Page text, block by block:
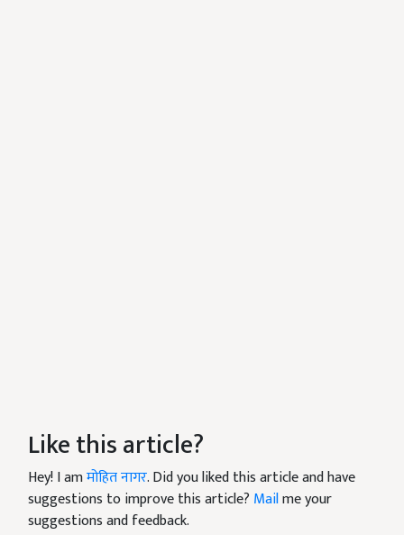
Like this article?
Hey! I amमोहित नागर. Did you liked this article and have
suggestions to improve this article? Mailme your
suggestions and feedback.